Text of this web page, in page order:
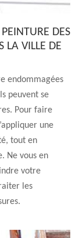
DES
LA VILLE DE
endommagées
peuvent se
Pour faire
une
tout en
Ne vous en
votre
les